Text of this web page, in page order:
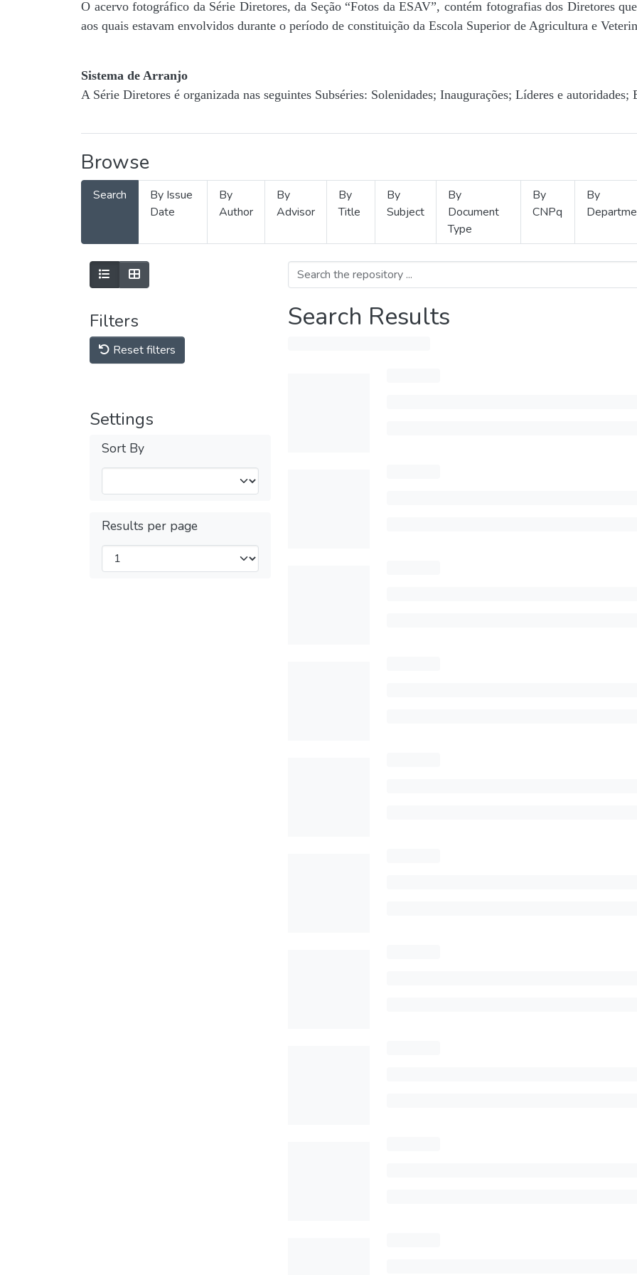
O acervo fotográfico da Série Diretores, da Seção “Fotos da ESAV”, contém fotografias dos Diretores
aos quais estavam envolvidos durante o período de constituição da Escola Superior de Agricultura e
Sistema de Arranjo
A Série Diretores é organizada nas seguintes Subséries: Solenidades; Inaugurações; Líderes e autoridades;
Browse
Search
By Issue
Date
By
Author
By
Advisor
By
Title
By
Subject
By
Document
Type
By
CNPq
By
Filters
Reset filters
Settings
Sort By
Results per page
Search Results